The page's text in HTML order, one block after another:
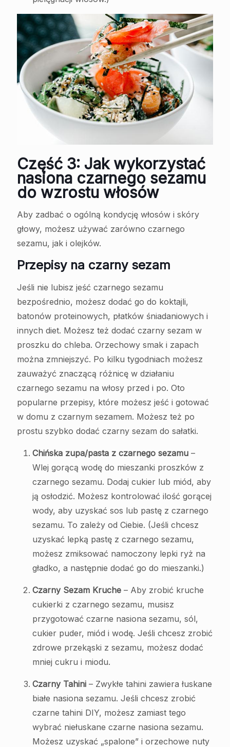
Część 3: Jak wykorzystać
nasiona czarnego sezamu
do wzrostu włosów
Aby zadbać o ogólną kondycję włosów i skóry
głowy, możesz używać zarówno czarnego
sezamu, jak i olejków.
Przepisy na czarny sezam
Jeśli nie lubisz jeść czarnego sezamu
bezpośrednio, możesz dodać go do koktajli,
batonów proteinowych, płatków śniadaniowych i
innych diet. Możesz też dodać czarny sezam w
proszku do chleba. Orzechowy smak i zapach
można zmniejszyć. Po kilku tygodniach możesz
zauważyć znaczącą różnicę w działaniu
czarnego sezamu na włosy przed i po. Oto
popularne przepisy, które możesz jeść i gotować
w domu z czarnym sezamem. Możesz też po
prostu szybko dodać czarny sezam do sałatki.
Chińska zupa/pasta z czarnego sezamu –
Wlej gorącą wodę do mieszanki proszków z
czarnego sezamu. Dodaj cukier lub miód, aby
ją osłodzić. Możesz kontrolować ilość gorącej
wody, aby uzyskać sos lub pastę z czarnego
sezamu. To zależy od Ciebie. (Jeśli chcesz
uzyskać lepką pastę z czarnego sezamu,
możesz zmiksować namoczony lepki ryż na
gładko, a następnie dodać go do mieszanki.)
Czarny Sezam Kruche – Aby zrobić kruche
cukierki z czarnego sezamu, musisz
przygotować czarne nasiona sezamu, sól,
cukier puder, miód i wodę. Jeśli chcesz zrobić
zdrowe przekąski z sezamu, możesz dodać
mniej cukru i miodu.
Czarny Tahini – Zwykłe tahini zawiera łuskane
białe nasiona sezamu. Jeśli chcesz zrobić
czarne tahini DIY, możesz zamiast tego
wybrać niełuskane czarne nasiona sezamu.
Możesz uzyskać „spalone” i orzechowe nuty